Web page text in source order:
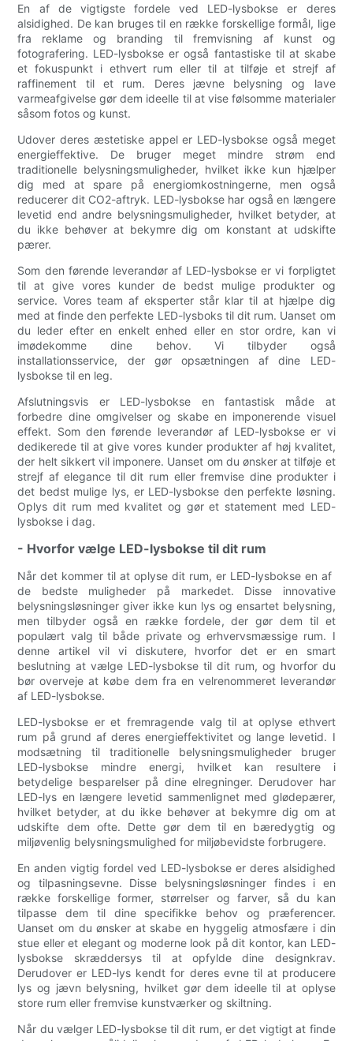
En af de vigtigste fordele ved LED-lysbokse er deres
alsidighed. De kan bruges til en række forskellige formål, lige
fra reklame og branding til fremvisning af kunst og
fotografering. LED-lysbokse er også fantastiske til at skabe
et fokuspunkt i ethvert rum eller til at tilføje et strejf af
raffinement til et rum. Deres jævne belysning og lave
varmeafgivelse gør dem ideelle til at vise følsomme materialer
såsom fotos og kunst.
Udover deres æstetiske appel er LED-lysbokse også meget
energieffektive. De bruger meget mindre strøm end
traditionelle belysningsmuligheder, hvilket ikke kun hjælper
dig med at spare på energiomkostningerne, men også
reducerer dit CO2-aftryk. LED-lysbokse har også en længere
levetid end andre belysningsmuligheder, hvilket betyder, at
du ikke behøver at bekymre dig om konstant at udskifte
pærer.
Som den førende leverandør af LED-lysbokse er vi forpligtet
til at give vores kunder de bedst mulige produkter og
service. Vores team af eksperter står klar til at hjælpe dig
med at finde den perfekte LED-lysboks til dit rum. Uanset om
du leder efter en enkelt enhed eller en stor ordre, kan vi
imødekomme dine behov. Vi tilbyder også
installationsservice, der gør opsætningen af ​​dine LED-
lysbokse til en leg.
Afslutningsvis er LED-lysbokse en fantastisk måde at
forbedre dine omgivelser og skabe en imponerende visuel
effekt. Som den førende leverandør af LED-lysbokse er vi
dedikerede til at give vores kunder produkter af høj kvalitet,
der helt sikkert vil imponere. Uanset om du ønsker at tilføje et
strejf af elegance til dit rum eller fremvise dine produkter i
det bedst mulige lys, er LED-lysbokse den perfekte løsning.
Oplys dit rum med kvalitet og gør et statement med LED-
lysbokse i dag.
- Hvorfor vælge LED-lysbokse til dit rum
Når det kommer til at oplyse dit rum, er LED-lysbokse en af ​​
de bedste muligheder på markedet. Disse innovative
belysningsløsninger giver ikke kun lys og ensartet belysning,
men tilbyder også en række fordele, der gør dem til et
populært valg til både private og erhvervsmæssige rum. I
denne artikel vil vi diskutere, hvorfor det er en smart
beslutning at vælge LED-lysbokse til dit rum, og hvorfor du
bør overveje at købe dem fra en velrenommeret leverandør
af LED-lysbokse.
LED-lysbokse er et fremragende valg til at oplyse ethvert
rum på grund af deres energieffektivitet og lange levetid. I
modsætning til traditionelle belysningsmuligheder bruger
LED-lysbokse mindre energi, hvilket kan resultere i
betydelige besparelser på dine elregninger. Derudover har
LED-lys en længere levetid sammenlignet med glødepærer,
hvilket betyder, at du ikke behøver at bekymre dig om at
udskifte dem ofte. Dette gør dem til en bæredygtig og
miljøvenlig belysningsmulighed for miljøbevidste forbrugere.
En anden vigtig fordel ved LED-lysbokse er deres alsidighed
og tilpasningsevne. Disse belysningsløsninger findes i en
række forskellige former, størrelser og farver, så du kan
tilpasse dem til dine specifikke behov og præferencer.
Uanset om du ønsker at skabe en hyggelig atmosfære i din
stue eller et elegant og moderne look på dit kontor, kan LED-
lysbokse skræddersys til at opfylde dine designkrav.
Derudover er LED-lys kendt for deres evne til at producere
lys og jævn belysning, hvilket gør dem ideelle til at oplyse
store rum eller fremvise kunstværker og skiltning.
Når du vælger LED-lysbokse til dit rum, er det vigtigt at finde